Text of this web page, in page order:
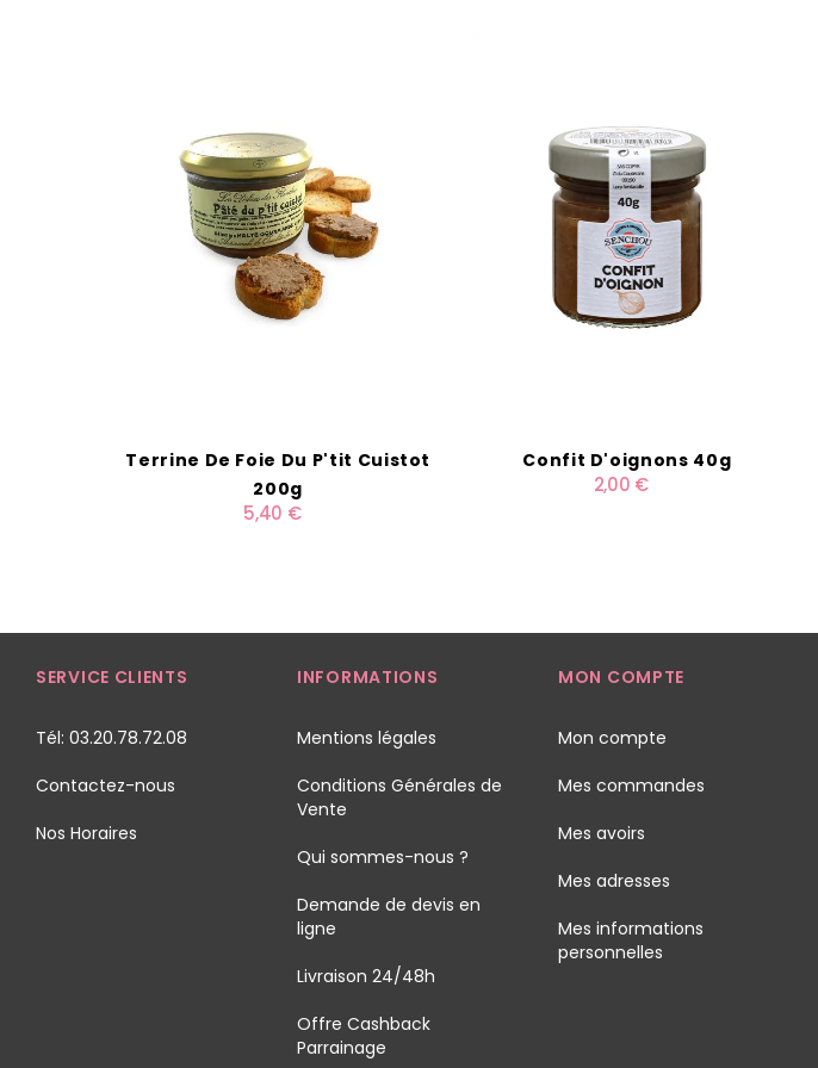
Terrine De Foie Du P'tit Cuistot
200g
5,40 €
Confit D'oignons 40g
2,00 €
SERVICE CLIENTS
Tél: 03.20.78.72.08
Contactez-nous
Nos Horaires
INFORMATIONS
Mentions légales
Conditions Générales de
Vente
Qui sommes-nous ?
Demande de devis en
ligne
Livraison 24/48h
Offre Cashback
Parrainage
MON COMPTE
Mon compte
Mes commandes
Mes avoirs
Mes adresses
Mes informations
personnelles